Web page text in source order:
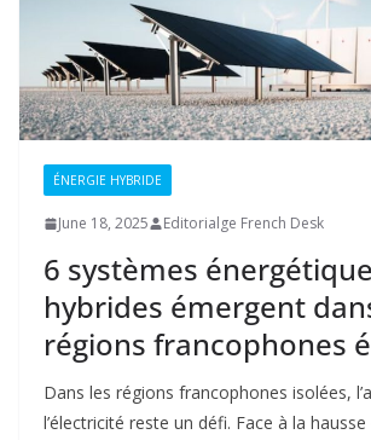
ÉNERGIE HYBRIDE
June 18, 2025 Editorialge French Desk
6 systèmes
hybrides émergent
régions francophones
Dans les régions francophones isolées,
l’électricité reste un défi. Face à la